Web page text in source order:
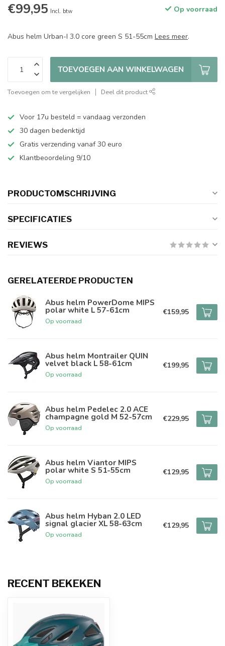
€99,95 Incl. btw Op voorraad
Abus helm Urban-I 3.0 core green S 51-55cm Lees meer.
TOEVOEGEN AAN WINKELWAGEN
Toevoegen om te vergelijken Deel dit product
Voor 17u besteld = vandaag verzonden
30 dagen bedenktijd
Gratis verzending vanaf 30 euro
Klantbeoordeling 9/10
PRODUCTOMSCHRIJVING
SPECIFICATIES
REVIEWS
GERELATEERDE PRODUCTEN
Abus helm PowerDome MIPS
polar white L 57-61cm
Op voorraad
€159,95
Abus helm Montrailer QUIN
velvet black L 58-61cm
Op voorraad
€199,95
Abus helm Pedelec 2.0 ACE
champagne gold M 52-57cm
Op voorraad
€229,95
Abus helm Viantor MIPS
polar white S 51-55cm
Op voorraad
€129,95
Abus helm Hyban 2.0 LED
signal glacier XL 58-63cm
Op voorraad
€129,95
RECENT BEKEKEN